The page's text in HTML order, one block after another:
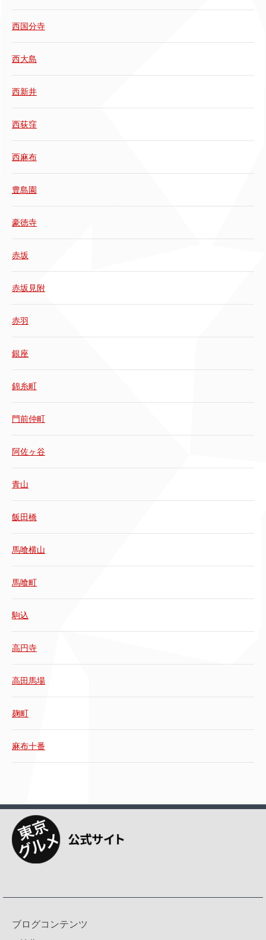
西国分寺
西大島
西新井
西荻窪
西麻布
豊島園
豪徳寺
赤坂
赤坂見附
赤羽
銀座
錦糸町
門前仲町
阿佐ヶ谷
青山
飯田橋
馬喰横山
馬喰町
駒込
高円寺
高田馬場
麹町
麻布十番
ブログコンテンツ